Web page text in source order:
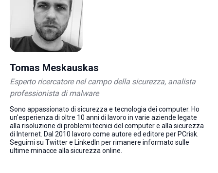
Tomas Meskauskas
Esperto ricercatore nel campo della sicurezza, analista
professionista di malware
Sono appassionato di sicurezza e tecnologia dei computer. Ho
un'esperienza di oltre 10 anni di lavoro in varie aziende legate
alla risoluzione di problemi tecnici del computer e alla sicurezza
di Internet. Dal 2010 lavoro come autore ed editore per PCrisk.
Seguimi su Twitter e LinkedIn per rimanere informato sulle
ultime minacce alla sicurezza online.